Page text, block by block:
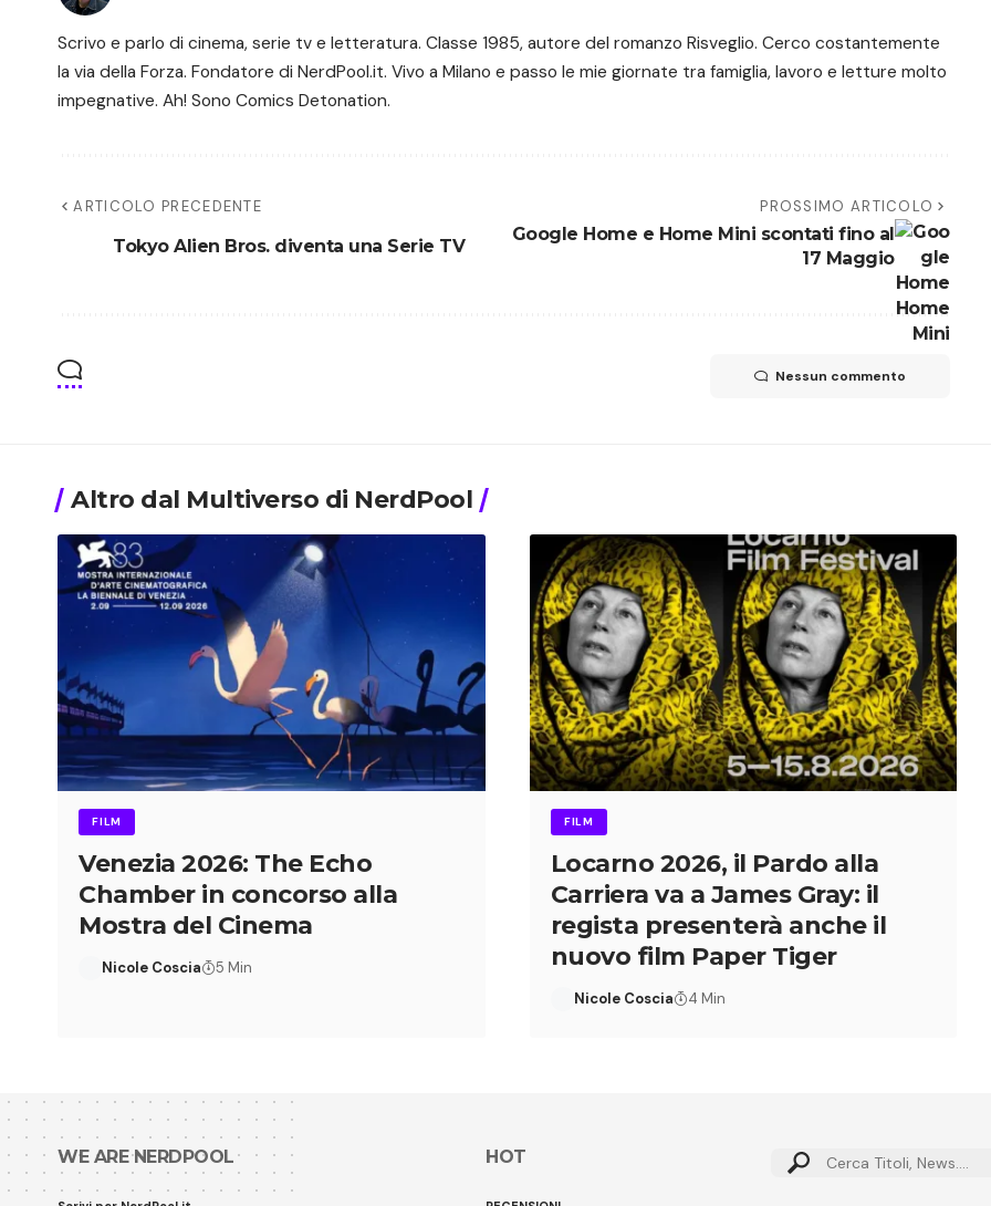
Scrivo e parlo di cinema, serie tv e letteratura. Classe 1985, autore del romanzo Risveglio. Cerco costantemente
la via della Forza. Fondatore di NerdPool.it. Vivo a Milano e passo le mie giornate tra famiglia, lavoro e letture molto
impegnative. Ah! Sono Comics Detonation.
ARTICOLO PRECEDENTE
Tokyo Alien Bros. diventa una Serie TV
PROSSIMO ARTICOLO
Google Home e Home Mini scontati fino al
17 Maggio
Nessun commento
Altro dal Multiverso di NerdPool
FILM
Venezia 2026: The Echo
Chamber in concorso alla
Mostra del Cinema
Nicole Coscia 5 Min
FILM
Locarno 2026, il Pardo alla
Carriera va a James Gray: il
regista presenterà anche il
nuovo film Paper Tiger
Nicole Coscia 4 Min
WE ARE NERDPOOL HOT